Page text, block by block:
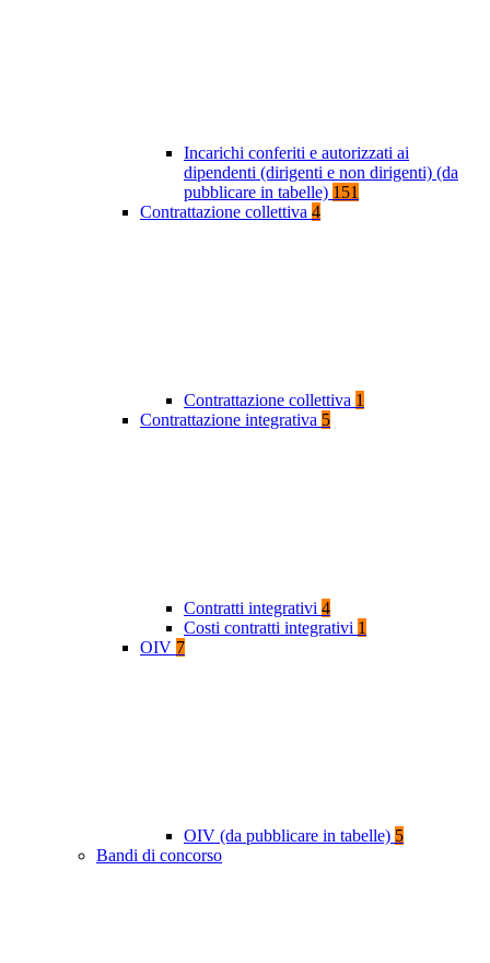
Incarichi conferiti e autorizzati ai
dipendenti (dirigenti e non dirigenti) (da
pubblicare in tabelle) 151
Contrattazione collettiva 4
Contrattazione collettiva 1
Contrattazione integrativa 5
Contratti integrativi 4
Costi contratti integrativi 1
OIV 7
OIV (da pubblicare in tabelle) 5
Bandi di concorso